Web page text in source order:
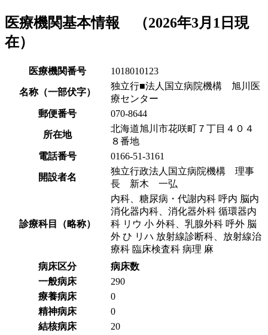
医療機関基本情報 （2026年3月1日現
在）
医療機関番号 1018010123
名称（一部伏字）
独立行■法人国立病院機構 旭川医
療センター
郵便番号
070-8644
所在地
北海道旭川市花咲町７丁目４０４
８番地
電話番号
0166-51-3161
開設者名
独立行政法人国立病院機構 理事
長 新木 一弘
診療科目（略称）
内科、糖尿病・代謝内科 呼内 脳内
消化器内科、消化器外科 循環器内
科 リウ 小 外科、乳腺外科 呼外 脳
外 ひ リハ 放射線診断科、放射線治
療科 臨床検査科 病理 麻
病床区分
病床数
一般病床
290
療養病床
0
精神病床
0
結核病床
20